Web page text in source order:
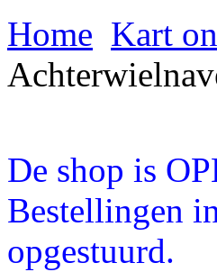
Home Kart
De shop is
Bestellingen
opgestuurd.